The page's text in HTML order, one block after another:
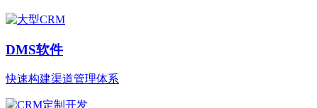
DMS软件
快速构建渠道管理体系